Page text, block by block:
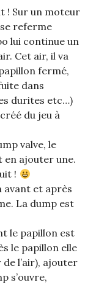
! Sur un moteur
referme
lui continue un
Cet air, il va
fermé,
dans
durites etc…)
du jeu à
valve, le
en ajouter une.
!
avant et après
La dump est
le papillon est
le papillon elle
l’air), ajouter
s’ouvre,